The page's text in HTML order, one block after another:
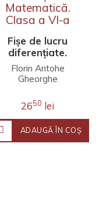
Fișe de lucru
diferențiate.
Matematică.
Clasa a VI-a
Florin Antohe
Gheorghe
Marin Chirciu
Marius
Antonescu
2650 lei
ADAUGĂ ÎN COŞ